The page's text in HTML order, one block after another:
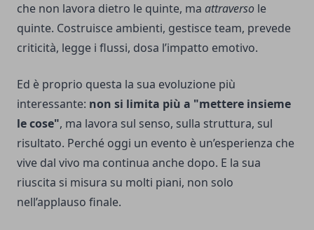
che non lavora dietro le quinte, ma attraverso le
quinte. Costruisce ambienti, gestisce team, prevede
criticità, legge i flussi, dosa l’impatto emotivo.
Ed è proprio questa la sua evoluzione più
interessante: non si limita più a "mettere insieme
le cose", ma lavora sul senso, sulla struttura, sul
risultato. Perché oggi un evento è un’esperienza che
vive dal vivo ma continua anche dopo. E la sua
riuscita si misura su molti piani, non solo
nell’applauso finale.